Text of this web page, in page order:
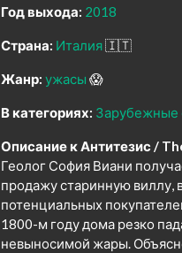
Год выхода: 2018
Страна: Италия🇮🇹
Жанр: ужасы 😱
В категориях: Зарубежные
Описание к Антитезис /
Геолог София Виани
продажу старинную виллу,
потенциальных
1800-м году дома резко
невыносимой жары.